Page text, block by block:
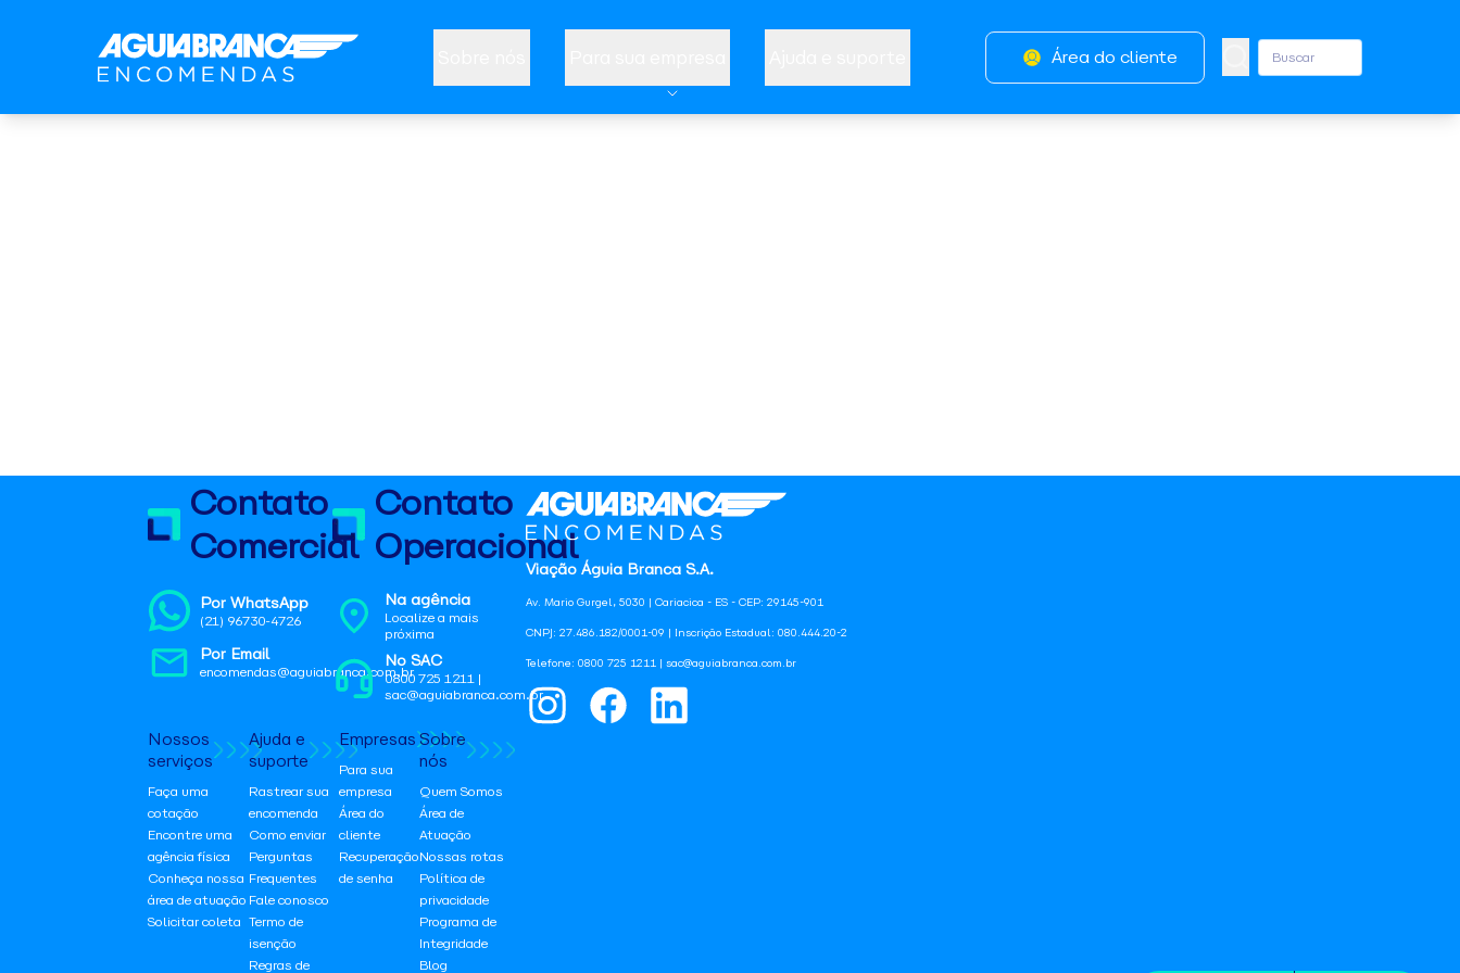
Área do cliente
Viação Águia Branca S.A.
Av. Mario Gurgel, 5030 | Cariacica - ES - CEP: 29145-901
CNPJ: 27.486.182/0001-09 | Inscrição Estadual: 080.444.20-2
Telefone: 0800 725 1211 | sac@aguiabranca.com.br
Contato
Comercial
Por WhatsApp
(21) 96730-4726
Por Email
encomendas@aguiabranca.com.br
Contato
Operacional
Na agência
Localize a mais
próxima
No SAC
0800 725 1211 |
sac@aguiabranca.com.br
Nossos
serviços
Faça uma
cotação
Encontre uma
agência física
Conheça nossa
área de atuação
Solicitar coleta
Ajuda e
suporte
Rastrear sua
encomenda
Como enviar
Perguntas
Frequentes
Fale conosco
Termo de
isenção
Regras de
Empresas
Para sua
empresa
Área do
cliente
Recuperação
de senha
Sobre
nós
Quem Somos
Área de
Atuação
Nossas rotas
Política de
privacidade
Programa de
Integridade
Blog